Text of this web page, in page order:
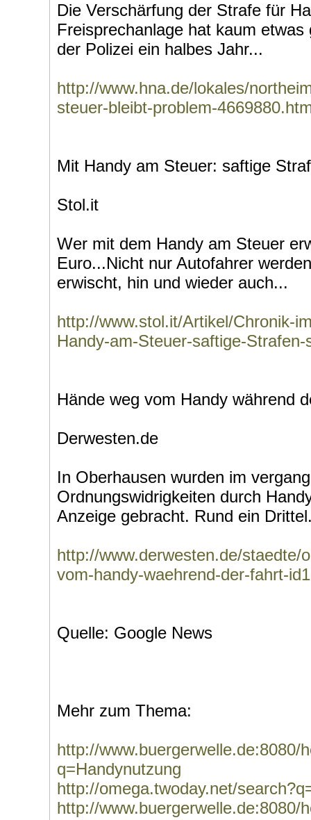
Die Verschärfung der Strafe für
Freisprechanlage hat kaum
der Polizei ein halbes Jahr...
http://www.hna.de/lokales/
steuer-bleibt-problem-
Mit Handy am Steuer: saftige
Stol.it
Wer mit dem Handy am Steuer
Euro...Nicht nur Autofahrer
erwischt, hin und wieder auch...
http://www.stol.it/Artikel/Chronik-
Handy-am-Steuer-saftige-
Hände weg vom Handy während
Derwesten.de
In Oberhausen wurden im
Ordnungswidrigkeiten durch
Anzeige gebracht. Rund ein
http://www.derwesten.de/staedte/
vom-handy-waehrend-der-fahrt-
Quelle: Google News
Mehr zum Thema:
http://www.buergerwelle.de:8080/
q=Handynutzung
http://omega.twoday.net/
http://www.buergerwelle.de:8080/